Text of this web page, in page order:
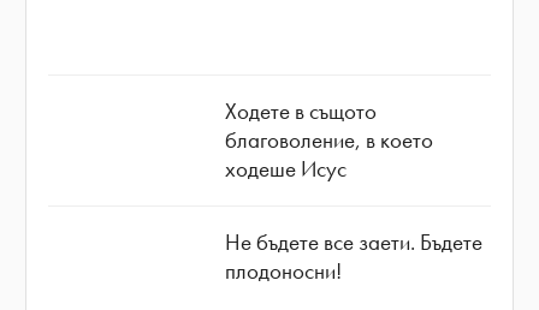
Ходете в същото
благоволение, в което
ходеше Исус
Не бъдете все заети. Бъдете
плодоносни!